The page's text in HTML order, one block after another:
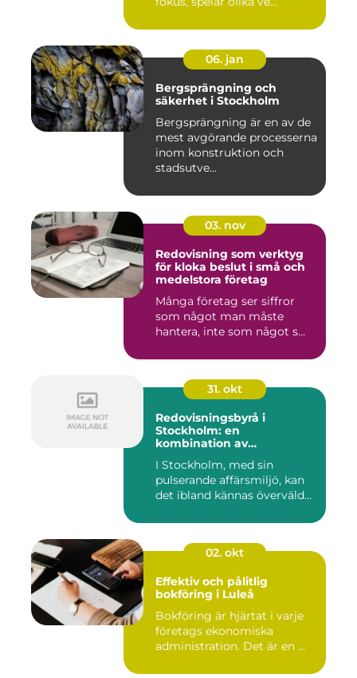
06. jan
Bergsprängning och
säkerhet i Stockholm
Bergsprängning är en av de
mest avgörande processerna
inom konstruktion och
stadsutve...
03. nov
Redovisning som verktyg
för kloka beslut i små och
medelstora företag
Många företag ser siffror
som något man måste
hantera, inte som något s...
31. okt
Redovisningsbyrå i
Stockholm: en
kombination av
personlig service
I Stockholm, med sin
pulserande affärsmiljö, kan
det ibland kännas överväld...
02. okt
Effektiv och pålitlig
bokföring i Luleå
Bokföring är hjärtat i varje
företags ekonomiska
administration. Det är en ...